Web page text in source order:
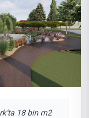
18 bin m2